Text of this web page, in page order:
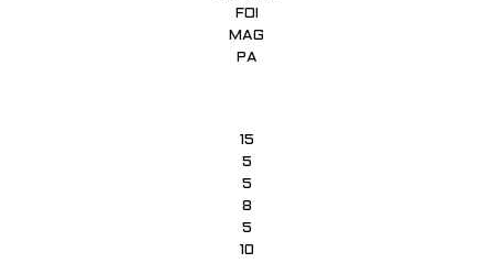
FOI
MAG
PA
15
5
5
8
5
10